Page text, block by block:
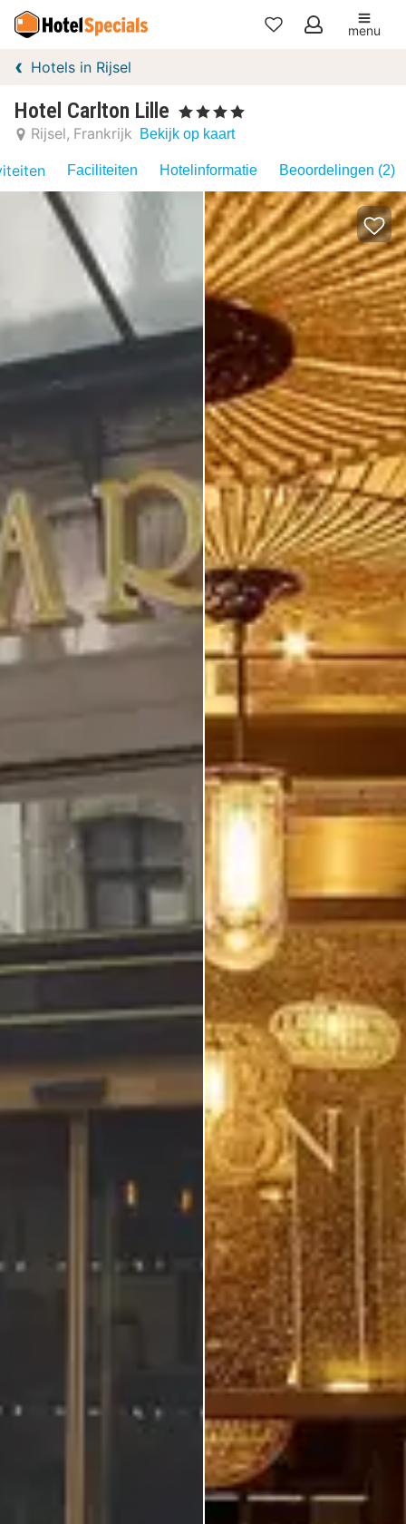
Mijn
menu
Hotels in Rijsel
Hotel Carlton Lille , 4 Sterren
Rijsel Frankrijk Bekijk op kaart
Faciliteiten Hotelinformatie Beoordelingen (2)